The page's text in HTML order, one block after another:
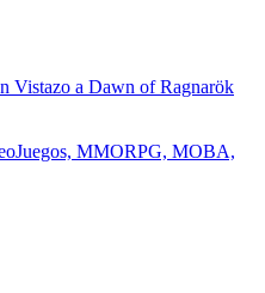
Vistazo a Dawn of Ragnarök
MMORPG, MOBA,